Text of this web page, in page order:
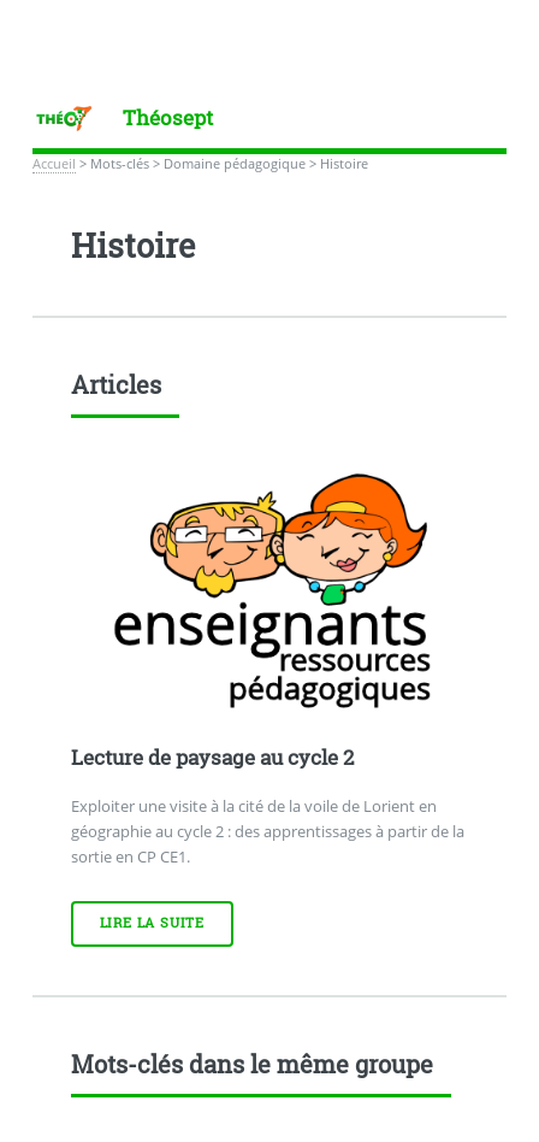
Théosept
Accueil > Mots-clés> Domaine pédagogique> Histoire
Histoire
Articles
Lecture de paysage au cycle 2
Exploiter une visite à la cité de la voile de Lorient en
géographie au cycle 2 : des apprentissages à partir de la
sortie en CP CE1.
LIRE LA SUITE
Mots-clés dans le même groupe